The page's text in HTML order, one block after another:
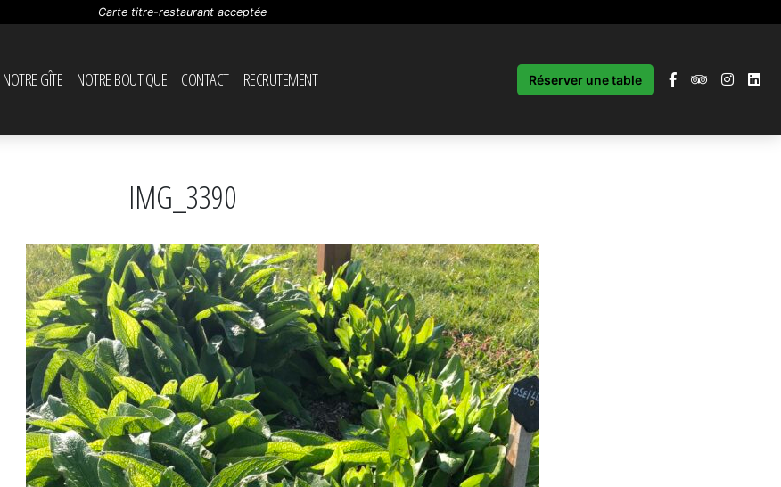
Carte titre-restaurant acceptée
NOTRE GÎTE NOTRE BOUTIQUE CONTACT RECRUTEMENT Réserver une table
IMG_3390